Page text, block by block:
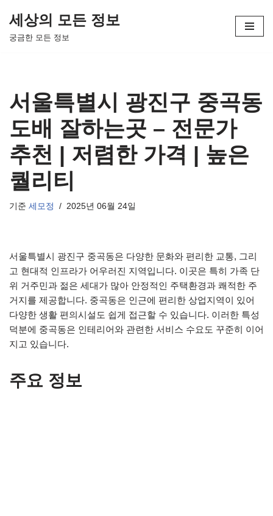
콘
너
뛰
기
세상의 모든 정보
궁금한 모든 정보
서울특별시 광진구 중곡동
도배 잘하는곳 – 전문가
추천 | 저렴한 가격 | 높은
퀄리티
기준 세모정 2025년 06월 24일
서울특별시 광진구 중곡동은 다양한 문화와 편리한 교통, 그리
고 현대적 인프라가 어우러진 지역입니다. 이곳은 특히 가족 단
위 거주민과 젊은 세대가 많아 안정적인 주택환경과 쾌적한 주
거지를 제공합니다. 중곡동은 인근에 편리한 상업지역이 있어
다양한 생활 편의시설도 쉽게 접근할 수 있습니다. 이러한 특성
덕분에 중곡동은 인테리어와 관련한 서비스 수요도 꾸준히 이어
지고 있습니다.
주요 정보